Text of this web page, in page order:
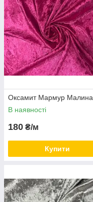
Оксамит Мармур Малина
В наявності
180 ₴/м
Купити